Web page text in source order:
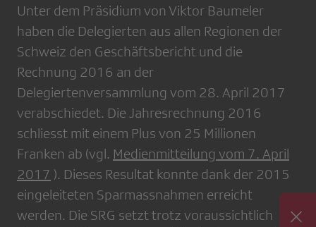
Unter dem Präsidium von Viktor Baumeler
haben die Delegierten aus allen Regionen der
Schweiz den Geschäftsbericht und die
Rechnung 2016 an der
Delegiertenversammlung vom 28. April 2017
verabschiedet. Die Jahresrechnung 2016
schliesst mit einem Plus von 25 Millionen
Franken ab (vgl. Medienmitteilung vom 7. April
2017 ). Dieses Resultat konnte dank der 2015
eingeleiteten Sparmassnahmen erreicht
werden. Die SRG setzt trotz voraussichtlich